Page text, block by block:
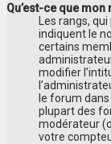
Qu’est-ce que
Les rangs,
indiquent le
certains
modifier
le forum dans
plupart des
modérateur
votre